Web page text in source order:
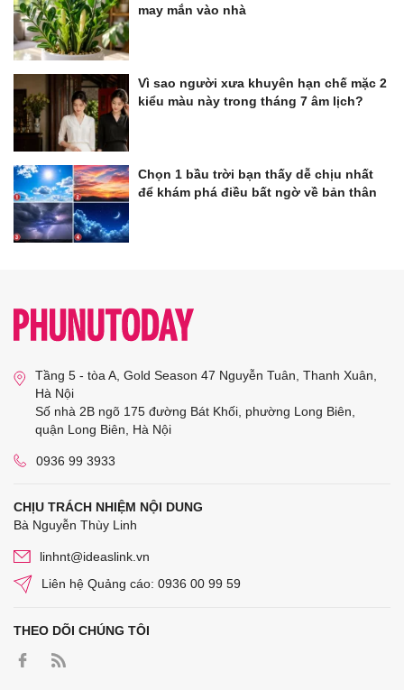
may mắn vào nhà
Vì sao người xưa khuyên hạn chế mặc 2
kiểu màu này trong tháng 7 âm lịch?
Chọn 1 bầu trời bạn thấy dễ chịu nhất
để khám phá điều bất ngờ về bản thân
Tầng 5 - tòa A, Gold Season 47 Nguyễn Tuân, Thanh Xuân,
Hà Nội
Số nhà 2B ngõ 175 đường Bát Khối, phường Long Biên,
quận Long Biên, Hà Nội
0936 99 3933
CHỊU TRÁCH NHIỆM NỘI DUNG
Bà Nguyễn Thùy Linh
linhnt@ideaslink.vn
Liên hệ Quảng cáo: 0936 00 99 59
THEO DÕI CHÚNG TÔI